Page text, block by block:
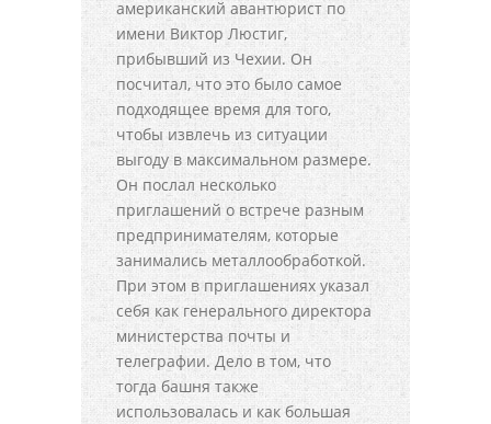
американский авантюрист по
имени Виктop Люстиг,
прибывший из Чехии. Он
посчитал, что это было самое
подходящее время для того,
чтобы извлечь из ситуации
выгоду в максимальном размере.
Он послал несколько
приглашений о встрече разным
предпринимателям, которые
занимались металлообработкой.
При этом в приглашениях указал
себя как генерального директора
министерства почты и
телеграфии. Дело в том, что
тогда башня также
использовалась и как большая